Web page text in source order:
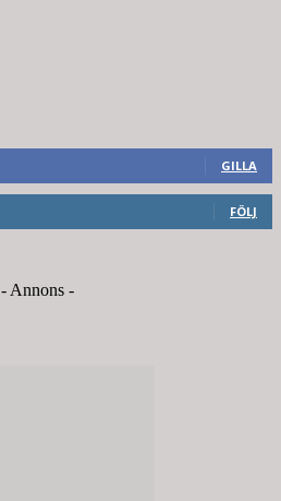
GILLA
FÖLJ
- Annons -